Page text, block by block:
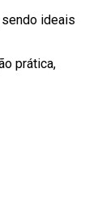
ideais
prática,